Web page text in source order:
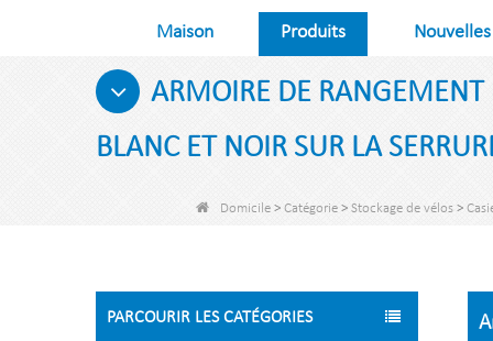
Maison Produits Nouvelles
ARMOIRE DE RANGEMENT
BLANC ET NOIR SUR LA
Domicile > Catégorie > Stockage de vélos >
PARCOURIR LES CATÉGORIES